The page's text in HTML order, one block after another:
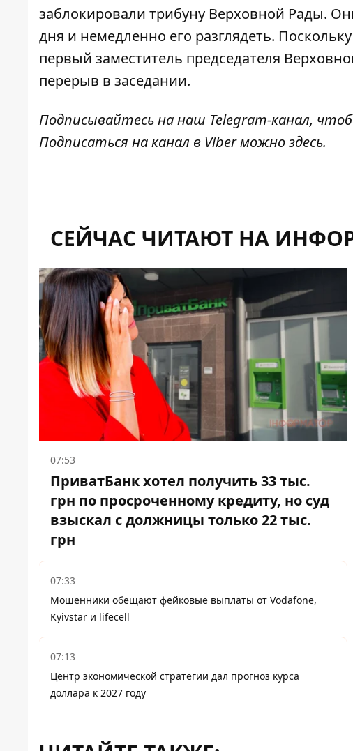
заблокировали трибуну Верховной Рады.
дня и немедленно его разглядеть.
первый заместитель председателя
перерыв в заседании.
Подписывайтесь на наш Telegram-канал,
Подписаться на канал в Viber можноздесь.
СЕЙЧАС ЧИТАЮТ НА
07:53
ПриватБанк хотел получить 33 тыс.
грн по просроченному кредиту, но суд
взыскал с должницы только 22 тыс.
грн
07:33
Мошенники обещают фейковые выплаты от Vodafone,
Kyivstar и lifecell
07:13
Центр экономической стратегии дал прогноз курса
доллара к 2027 году